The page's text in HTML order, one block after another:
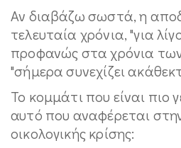
Αν διαβάζω σωστά, η
τελευταία χρόνια, "για
προφανώς στα χρόνια
"σήμερα συνεχίζει
Το κομμάτι που είναι πιο
αυτό που αναφέρεται
οικολογικής κρίσης: